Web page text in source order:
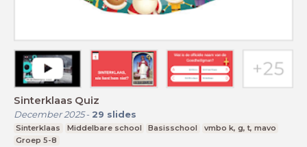
Sinterklaas Quiz
December 2025- 29 slides
Sinterklaas Middelbare school Basisschool
vmbo k, g, t, mavo
Groep 5-8